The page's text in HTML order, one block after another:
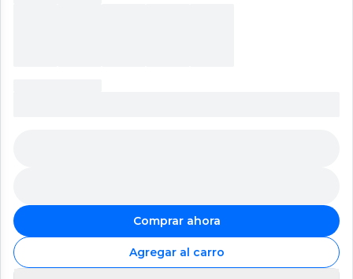
Comprar ahora
Agregar al carro